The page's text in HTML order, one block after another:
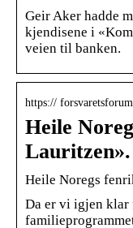
Geir Aker hadde
kjendisene i
veien til banken.
https://
Heile
Heile Noregs
Da er vi igjen klar